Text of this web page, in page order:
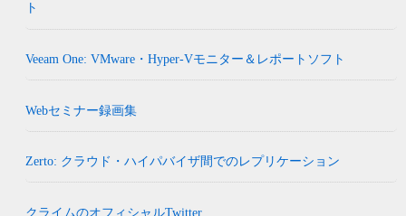
ト
Veeam One: VMware・Hyper-Vモニター＆レポートソフト
Webセミナー録画集
Zerto: クラウド・ハイパバイザ間でのレプリケーション
クライムのオフィシャルTwitter